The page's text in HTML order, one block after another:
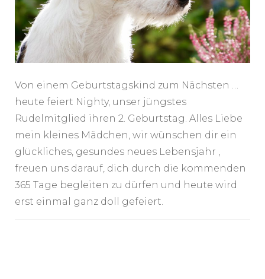
Von einem Geburtstagskind zum Nächsten …
heute feiert Nighty, unser jüngstes
Rudelmitglied ihren 2. Geburtstag. Alles Liebe
mein kleines Mädchen, wir wünschen dir ein
glückliches, gesundes neues Lebensjahr ,
freuen uns darauf, dich durch die kommenden
365 Tage begleiten zu dürfen und heute wird
erst einmal ganz doll gefeiert.